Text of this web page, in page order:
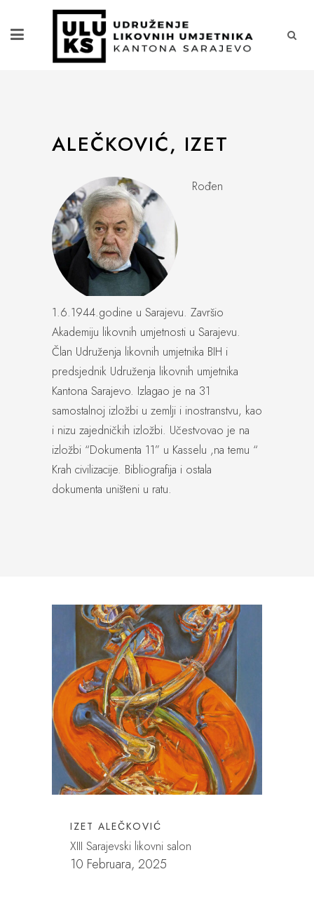
ALEČKOVIĆ, IZET
Rođen
1.6.1944.godine u Sarajevu. Završio
Akademiju likovnih umjetnosti u Sarajevu.
Član Udruženja likovnih umjetnika BIH i
predsjednik Udruženja likovnih umjetnika
Kantona Sarajevo. Izlagao je na 31
samostalnoj izložbi u zemlji i inostranstvu, kao
i nizu zajedničkih izložbi. Učestvovao je na
izložbi “Dokumenta 11” u Kasselu ,na temu “
Krah civilizacije. Bibliografija i ostala
dokumenta uništeni u ratu.
IZET ALEČKOVIĆ
XIII Sarajevski likovni salon
10 Februara, 2025